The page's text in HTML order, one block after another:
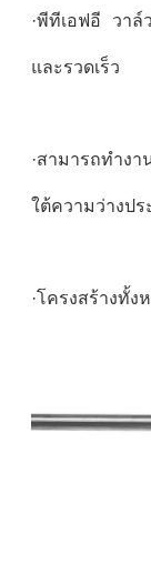
·พีทีเอฟอี วาล์
และรวดเร็ว
·สามารถทําง
ใต้ความว่างป
·โครงสร้างทั้ง